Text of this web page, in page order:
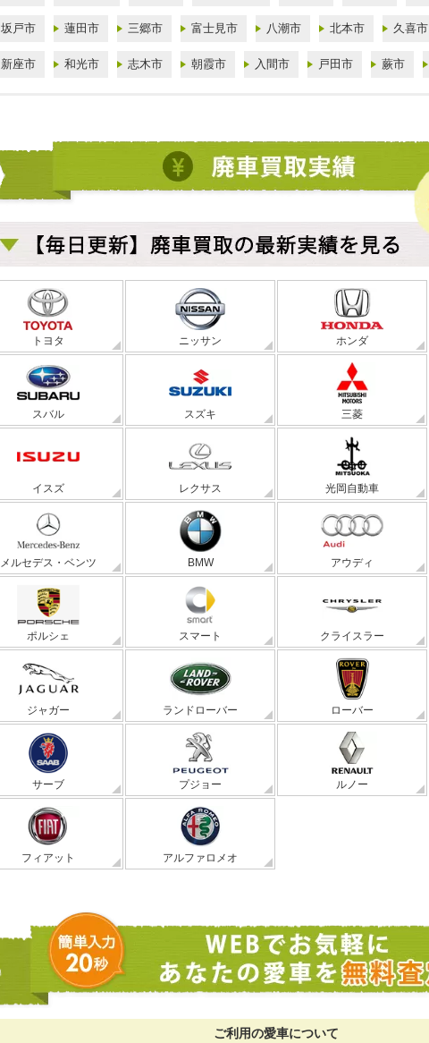
坂戸市 蓮田市 三郷市 富士見市 八潮市 北本市 久喜市
新座市 和光市 志木市 朝霞市 入間市 戸田市 蕨市
トヨタ ニッサン ホンダ
スバル スズキ 三菱
イスズ レクサス 光岡自動車
メルセデス・ベンツ BMW アウディ
ポルシェ スマート クライスラー
ジャガー ランドローバー ローバー
サーブ プジョー ルノー
フィアット アルファロメオ
ご利用の愛車について